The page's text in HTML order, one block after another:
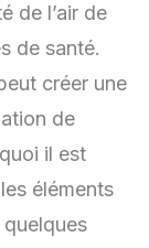
de l’air de
de santé.
créer une
de
il est
éléments
quelques